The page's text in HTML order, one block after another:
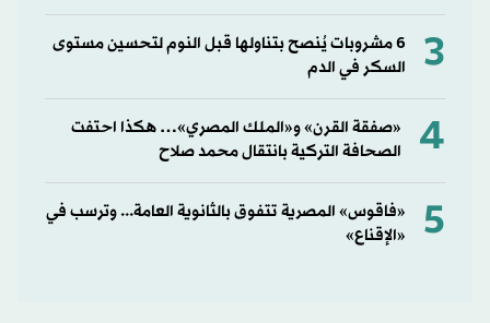
3
6 مشروبات يُنصح بتناولها قبل النوم لتحسين مستوى
السكر في الدم
4
«صفقة القرن» و«الملك المصري»… هكذا احتفت
الصحافة التركية بانتقال محمد صلاح
5
«فاقوس» المصرية تتفوق بالثانوية العامة... وترسب في
«الإقناع»